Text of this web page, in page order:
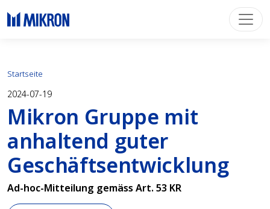
Startseite
2024-07-19
Mikron Gruppe mit
anhaltend guter
Geschäftsentwicklung
Ad-hoc-Mitteilung gemäss Art. 53 KR